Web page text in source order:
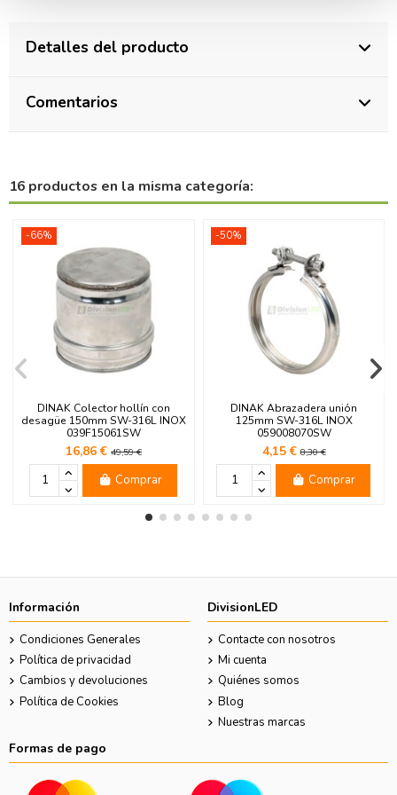
Detalles del producto
Comentarios
16 productos en la misma categoría:
-66%
DINAK Colector hollín con
desagüe 150mm SW-316L INOX
039F15061SW
16,86 € 49,59 €
Comprar
-50%
DINAK Abrazadera unión
125mm SW-316L INOX
059008070SW
4,15 €8,30 €
Comprar
Información
Condiciones Generales
Política de privacidad
Cambios y devoluciones
Política de Cookies
DivisionLED
Contacte con nosotros
Mi cuenta
Quiénes somos
Blog
Nuestras marcas
Formas de pago